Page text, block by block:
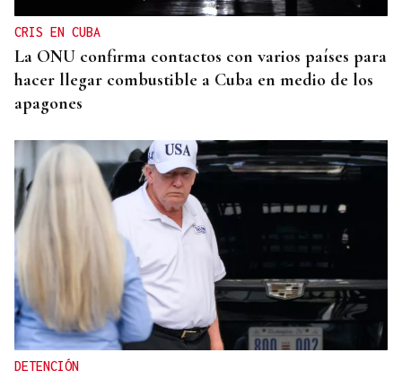
CRIS EN CUBA
La ONU confirma contactos con varios países para
hacer llegar combustible a Cuba en medio de los
apagones
DETENCIÓN